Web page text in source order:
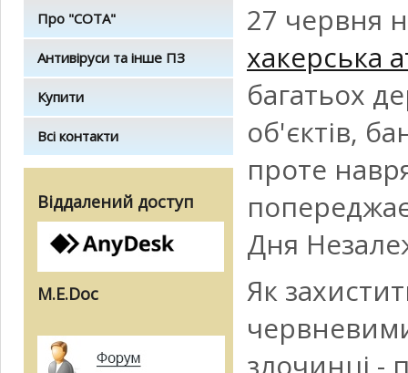
Про "СОТА"
Антивіруси та інше ПЗ
Купити
Всі контакти
Віддалений доступ
M.E.Doc
27 червня
хакерська
багатьох
об'єктів,
проте
Дня
Як
злочинці -